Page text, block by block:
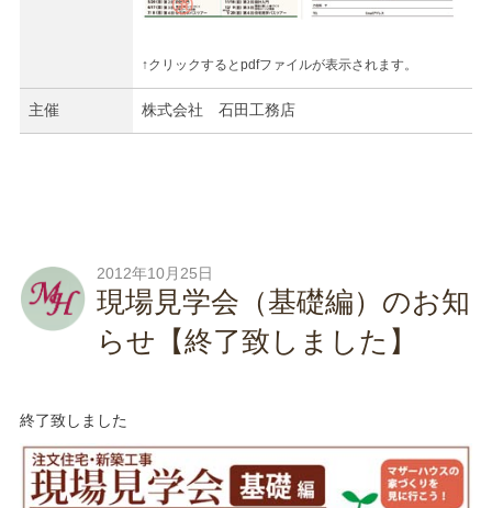
↑クリックするとpdfファイルが表示されます。
主催 株式会社 石田工務店
2012年10月25日
現場見学会（基礎編）のお知
らせ【終了致しました】
終了致しました